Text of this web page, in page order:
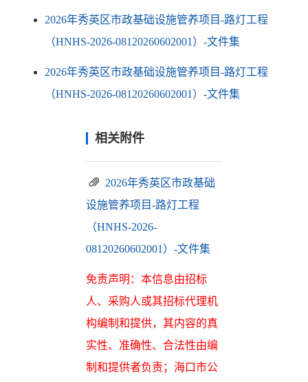
2026年秀英区市政基础设施管养项目-路灯工程
（HNHS-2026-08120260602001）-文件集
2026年秀英区市政基础设施管养项目-路灯工程
（HNHS-2026-08120260602001）-文件集
相关附件
2026年秀英区市政基础
设施管养项目-路灯工程
（HNHS-2026-
08120260602001）-文件集
免责声明：本信息由招标
人、采购人或其招标代理机
构编制和提供，其内容的真
实性、准确性、合法性由编
制和提供者负责；海口市公